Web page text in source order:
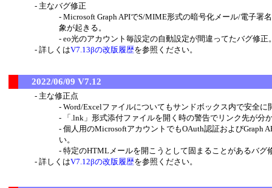
主なバグ修正
Microsoft Graph APIでS/MIME形式の暗号化メール/電子
象が起きる。
eo光のアカウント毎設定の自動設定が間違ってたバグ修正
詳しくはV7.13βの改版履歴を参照ください。
2022/06/09 V7.12
主な修正点
Word/Excelファイルについてもサンドボックス内で安全
「.lnk」形式添付ファイルを開く時の警告でリンク先が
個人用のMicrosoftアカウントでもOAuth認証およびGraph
い。
特定のHTMLメールを開こうとして固まることがあるバグ
詳しくはV7.12βの改版履歴を参照ください。